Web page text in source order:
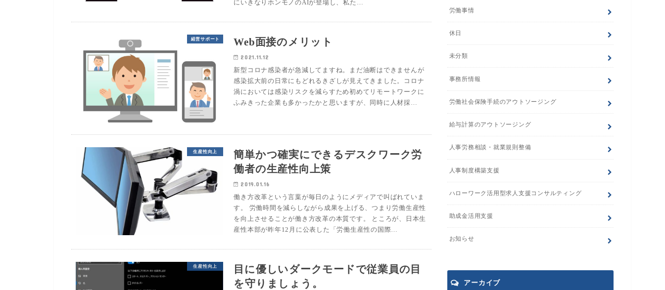
にいきなりホンモノのAIが登場し、私た…
経営サポート Web面接のメリット
2021.11.12
新型コロナ感染者が急減してますね。まだ油断はできませんが
感染拡大前の日常にもどれるきざしが見えてきました。コロナ
渦においては感染リスクを減らすため初めてリモートワークに
ふみきった企業も多かったかと思いますが、同時に人材採…
生産性向上
簡単かつ確実にできるデスクワーク労
働者の生産性向上策
2019.01.16
働き方改革という言葉が毎日のようにメディアで叫ばれていま
す。 労働時間を減らしながら成果を上げる、つまり労働生産性
を向上させることが働き方改革の本質です。 ところが、日本生
産性本部が昨年12月に公表した「労働生産性の国際…
生産性向上
目に優しいダークモードで従業員の目
を守りましょう。
労働事情
休日
未分類
事務所情報
労働社会保険手続のアウトソージング
給与計算のアウトソージング
人事労務相談・就業規則整備
人事制度構築支援
ハローワーク活用型求人支援コンサルティング
助成金活用支援
お知らせ
アーカイブ